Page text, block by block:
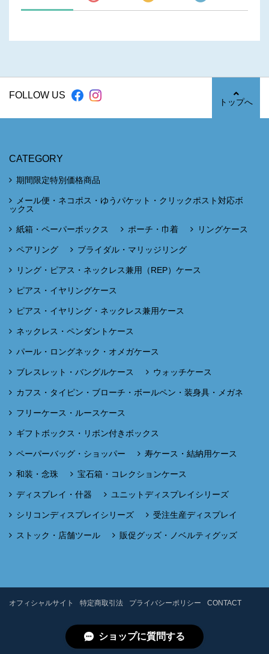
FOLLOW US
トップへ
CATEGORY
期間限定特別価格商品
メール便・ネコポス・ゆうパケット・クリックポスト対応ボ
ックス
紙箱・ペーパーボックス ポーチ・巾着 リングケース
ペアリング ブライダル・マリッジリング
リング・ピアス・ネックレス兼用（REP）ケース
ピアス・イヤリングケース
ピアス・イヤリング・ネックレス兼用ケース
ネックレス・ペンダントケース
パール・ロングネック・オメガケース
ブレスレット・バングルケース ウォッチケース
カフス・タイピン・ブローチ・ボールペン・装身具・メガネ
フリーケース・ルースケース
ギフトボックス・リボン付きボックス
ペーパーバッグ・ショッパー 寿ケース・結納用ケース
和装・念珠 宝石箱・コレクションケース
ディスプレイ・什器 ユニットディスプレイシリーズ
シリコンディスプレイシリーズ 受注生産ディスプレイ
ストック・店舗ツール 販促グッズ・ノベルティグッズ
オフィシャルサイト 特定商取引法 プライバシーポリシー CONTACT
ショップに質問する